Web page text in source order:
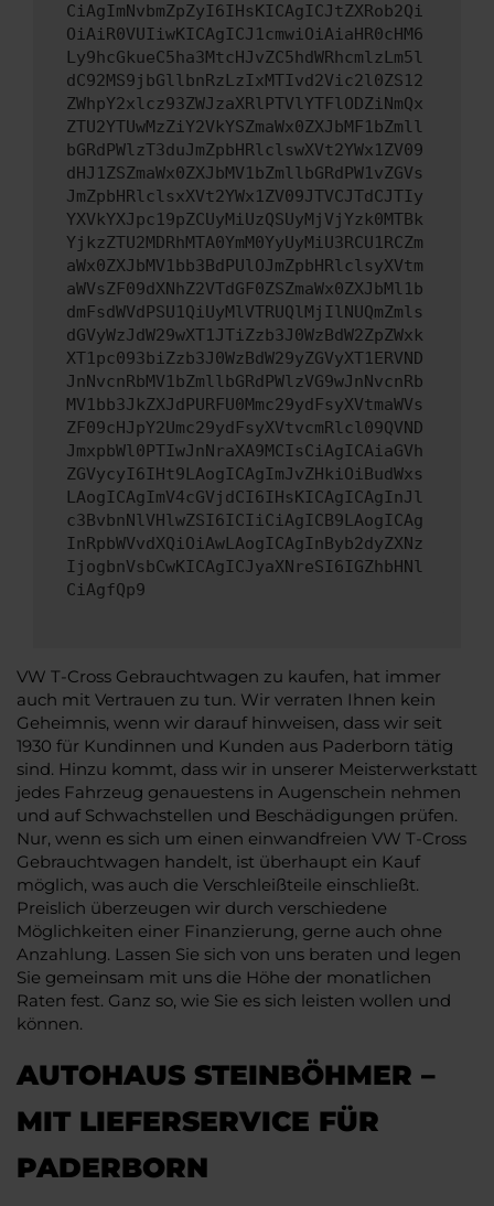
CiAgImNvbmZpZyI6IHsKICAgICJtZXRob2Qi
OiAiR0VUIiwKICAgICJ1cmwiOiAiaHR0cHM6
Ly9hcGkueC5ha3MtcHJvZC5hdWRhcmlzLm5l
dC92MS9jbGllbnRzLzIxMTIvd2Vic2l0ZS12
ZWhpY2xlcz93ZWJzaXRlPTVlYTFlODZiNmQx
ZTU2YTUwMzZiY2VkYSZmaWx0ZXJbMF1bZmll
bGRdPWlzT3duJmZpbHRlclswXVt2YWx1ZV09
dHJ1ZSZmaWx0ZXJbMV1bZmllbGRdPW1vZGVs
JmZpbHRlclsxXVt2YWx1ZV09JTVCJTdCJTIy
YXVkYXJpc19pZCUyMiUzQSUyMjVjYzk0MTBk
YjkzZTU2MDRhMTA0YmM0YyUyMiU3RCU1RCZm
aWx0ZXJbMV1bb3BdPUlOJmZpbHRlclsyXVtm
aWVsZF09dXNhZ2VTdGF0ZSZmaWx0ZXJbMl1b
dmFsdWVdPSU1QiUyMlVTRUQlMjIlNUQmZmls
dGVyWzJdW29wXT1JTiZzb3J0WzBdW2ZpZWxk
XT1pc093biZzb3J0WzBdW29yZGVyXT1ERVND
JnNvcnRbMV1bZmllbGRdPWlzVG9wJnNvcnRb
MV1bb3JkZXJdPURFU0Mmc29ydFsyXVtmaWVs
ZF09cHJpY2Umc29ydFsyXVtvcmRlcl09QVND
JmxpbWl0PTIwJnNraXA9MCIsCiAgICAiaGVh
ZGVycyI6IHt9LAogICAgImJvZHkiOiBudWxs
LAogICAgImV4cGVjdCI6IHsKICAgICAgInJl
c3BvbnNlVHlwZSI6ICIiCiAgICB9LAogICAg
InRpbWVvdXQiOiAwLAogICAgInByb2dyZXNz
IjogbnVsbCwKICAgICJyaXNreSI6IGZhbHNl
CiAgfQp9
VW T-Cross Gebrauchtwagen zu kaufen, hat immer
auch mit Vertrauen zu tun. Wir verraten Ihnen kein
Geheimnis, wenn wir darauf hinweisen, dass wir seit
1930 für Kundinnen und Kunden aus Paderborn tätig
sind. Hinzu kommt, dass wir in unserer Meisterwerkstatt
jedes Fahrzeug genauestens in Augenschein nehmen
und auf Schwachstellen und Beschädigungen prüfen.
Nur, wenn es sich um einen einwandfreien VW T-Cross
Gebrauchtwagen handelt, ist überhaupt ein Kauf
möglich, was auch die Verschleißteile einschließt.
Preislich überzeugen wir durch verschiedene
Möglichkeiten einer Finanzierung, gerne auch ohne
Anzahlung. Lassen Sie sich von uns beraten und legen
Sie gemeinsam mit uns die Höhe der monatlichen
Raten fest. Ganz so, wie Sie es sich leisten wollen und
können.
AUTOHAUS STEINBÖHMER –
MIT LIEFERSERVICE FÜR
PADERBORN